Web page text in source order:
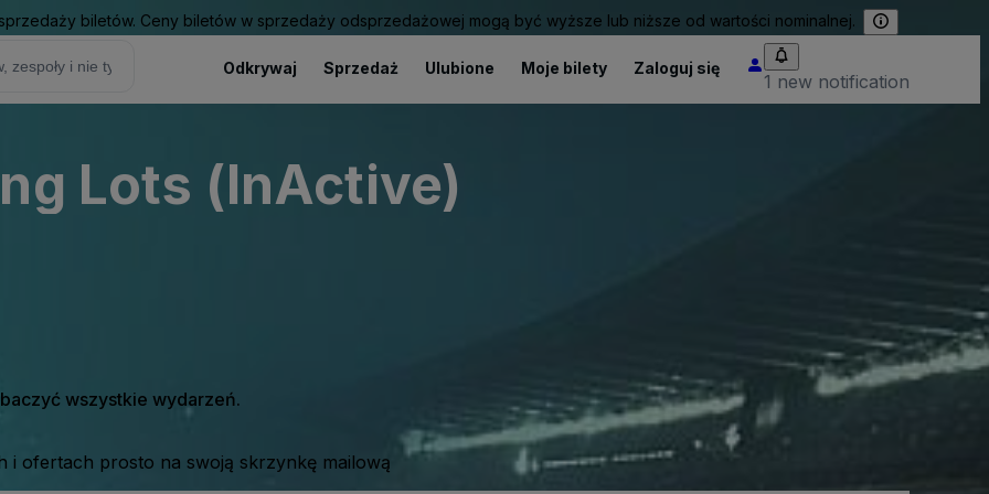
biletów. Ceny biletów w sprzedaży odsprzedażowej mogą być wyższe lub niższe od wartości nominalnej.
Odkrywaj Sprzedaż Ulubione Moje bilety Zaloguj się
1 new notification
Lots (InActive)
wszystkie wydarzeń.
ofertach prosto na swoją skrzynkę mailową